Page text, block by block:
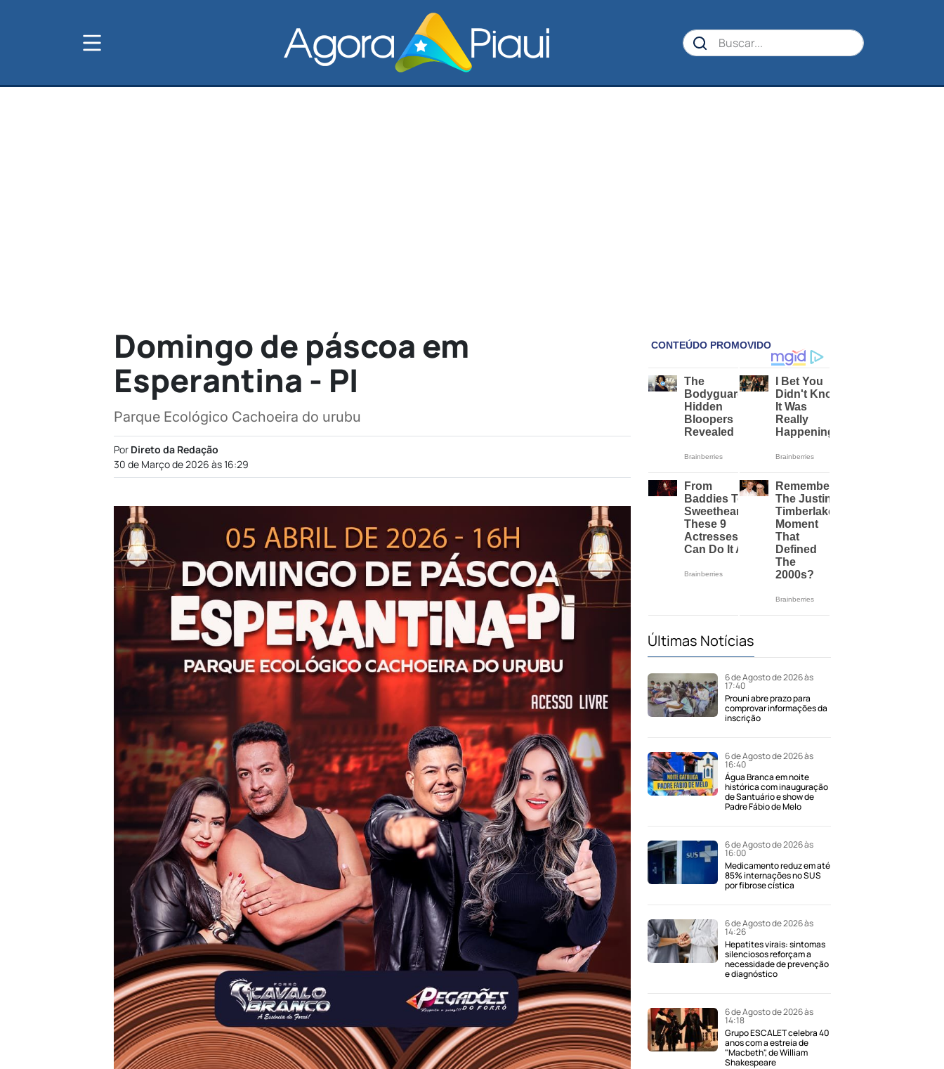
Domingo de páscoa em
Esperantina - PI
Parque Ecológico Cachoeira do urubu
Por Direto da Redação
30 de Março de 2026 às 16:29
Últimas Notícias
6 de Agosto de 2026 às
17:40
Prouni abre prazo para
comprovar informações da
inscrição
6 de Agosto de 2026 às
16:40
Água Branca em noite
histórica com inauguração
de Santuário e show de
Padre Fábio de Melo
6 de Agosto de 2026 às
16:00
Medicamento reduz em até
85% internações no SUS
por fibrose cística
6 de Agosto de 2026 às
14:26
Hepatites virais: sintomas
silenciosos reforçam a
necessidade de prevenção
e diagnóstico
6 de Agosto de 2026 às
14:18
Grupo ESCALET celebra 40
anos com a estreia de
"Macbeth", de William
Shakespeare